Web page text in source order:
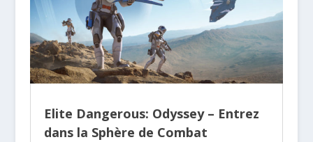
Elite Dangerous: Odyssey – Entrez
dans la Sphère de Combat